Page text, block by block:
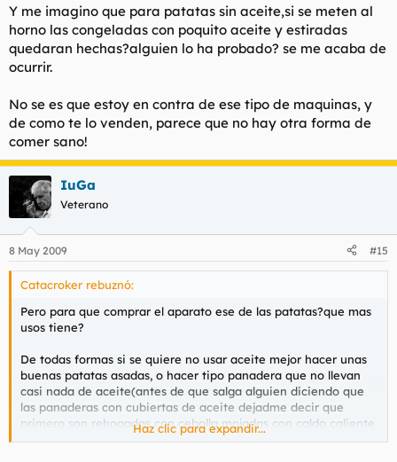
Y me imagino que para patatas sin aceite,si se meten al
horno las congeladas con poquito aceite y estiradas
quedaran hechas?alguien lo ha probado? se me acaba de
ocurrir.
No se es que estoy en contra de ese tipo de maquinas, y
de como te lo venden, parece que no hay otra forma de
comer sano!
IuGa
Veterano
8 May 2009 #15
Catacroker rebuznó:
Pero para que comprar el aparato ese de las patatas?que mas
usos tiene?
De todas formas si se quiere no usar aceite mejor hacer unas
buenas patatas asadas, o hacer tipo panadera que no llevan
casi nada de aceite(antes de que salga alguien diciendo que
las panaderas con cubiertas de aceite dejadme decir que
primero son rehogadas con cebolla mojadas con caldo caliente
hervir unos pocos minutos y al horno con albal)
Haz clic para expandir...